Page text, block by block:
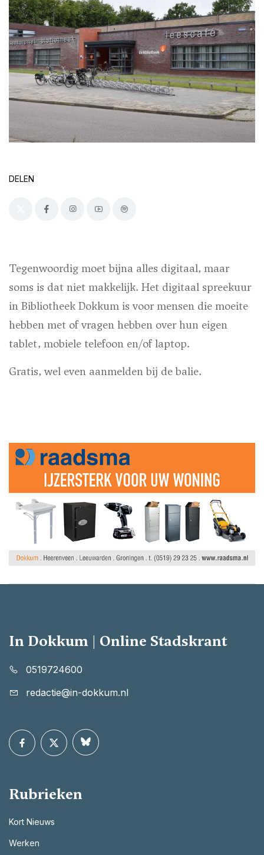
DELEN
Tegenwoordig moet bijna alles digitaal, maar
soms is dat niet makkelijk. Het digitaal spreekuur
in Bibliotheek Dokkum is voor mensen die moeite
hebben met of vragen hebben over hun eigen
tablet, mobiele telefoon en/of laptop.
Gratis, wel even aanmelden bij de balie.
In Dokkum | Online Stadskrant
0519724600
redactie@in-dokkum.nl
Rubrieken
Kort Nieuws
Werken